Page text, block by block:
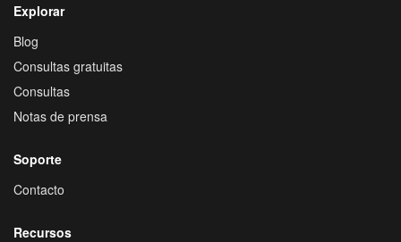
Explorar
Blog
Consultas gratuitas
Consultas
Notas de prensa
Soporte
Contacto
Recursos